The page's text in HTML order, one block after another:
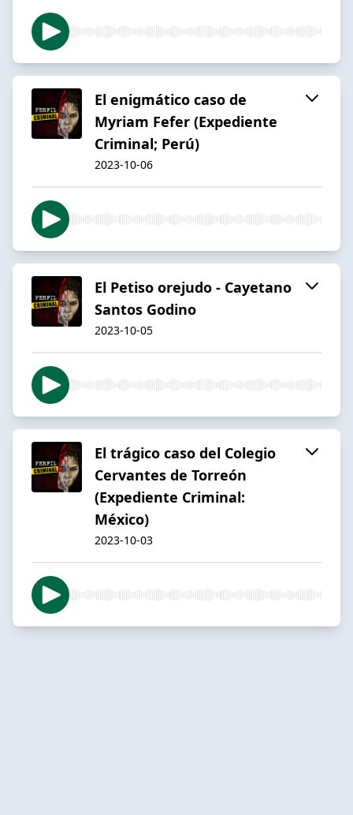
El enigmático caso de
Myriam Fefer (Expediente
Criminal; Perú)
2023-10-06
El Petiso orejudo - Cayetano
Santos Godino
2023-10-05
El trágico caso del Colegio
Cervantes de Torreón
(Expediente Criminal:
México)
2023-10-03